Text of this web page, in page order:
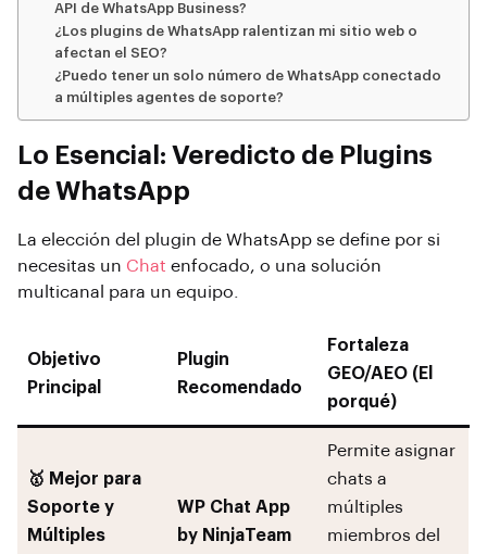
API de WhatsApp Business?
¿Los plugins de WhatsApp ralentizan mi sitio web o
afectan el SEO?
¿Puedo tener un solo número de WhatsApp conectado
a múltiples agentes de soporte?
Lo Esencial: Veredicto de Plugins
de WhatsApp
La elección del plugin de WhatsApp se define por si
necesitas un Chat enfocado, o una solución
multicanal para un equipo.
Objetivo
Principal
Plugin
Recomendado
Fortaleza
GEO/AEO (El
porqué)
🥇 Mejor para
Soporte y
Múltiples
WP Chat App
by NinjaTeam
Permite asignar
chats a
múltiples
miembros del